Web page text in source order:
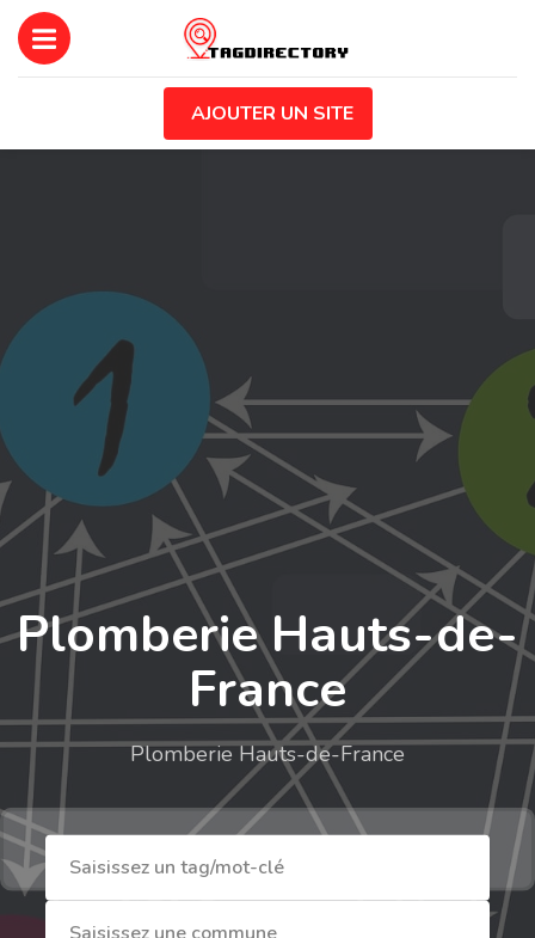
AJOUTER UN SITE
Plomberie Hauts-de-
France
Plomberie Hauts-de-France